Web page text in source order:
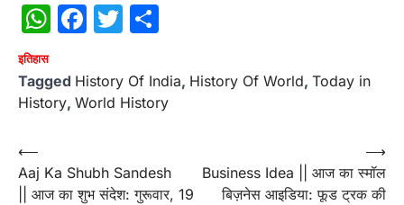
WhatsApp
Facebook
Twitter
इतिहास
Tagged History Of India, History Of World, Today in
History, World History
Post
navigation
⟵
Aaj Ka Shubh Sandesh
|| आज का शुभ संदेश: गुरूवार, 19
Business Idea || आज का स्मॉल
बिज़नेस आइडिया: फूड ट्रक की
⟶